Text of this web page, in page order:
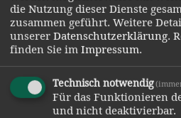
größten Wert gelegt und so
Ideenaustausch mit den
Spannungsfeld zwischen
die Nutzung dieser Dienste
zusammen geführt. Weitere
unserer Datenschutzerklärung.
finden Sie im Impressum.
Technisch notwendig
Für das Funktionieren
und nicht deaktivierbar.